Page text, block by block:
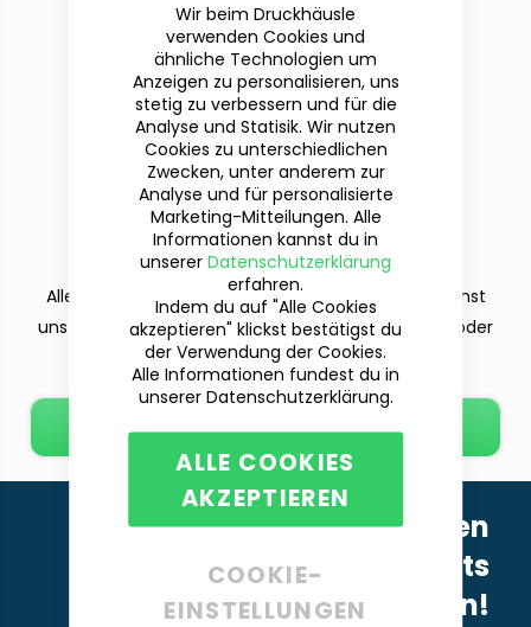
Du hast Fragen?
Wir sind für dich da!
Alle deine Fragen beantworten wir dir gern. Du kannst
uns per Telefon (Mo-Fr. 9-12 und 13-15 Uhr), E-Mail oder
dem Kontaktformular erreichen.
E-Mail schreiben
Melde dich für unseren
Newsletter an, um nichts
Neues mehr zu verpassen!
Wir beim Druckhäusle
verwenden Cookies und
ähnliche Technologien um
Anzeigen zu personalisieren, uns
stetig zu verbessern und für die
Analyse und Statisik. Wir nutzen
Cookies zu unterschiedlichen
Zwecken, unter anderem zur
Analyse und für personalisierte
Marketing-Mitteilungen. Alle
Informationen kannst du in
unserer Datenschutzerklärung
erfahren.
Indem du auf "Alle Cookies
akzeptieren" klickst bestätigst du
der Verwendung der Cookies.
Alle Informationen fundest du in
unserer Datenschutzerklärung.
ALLE COOKIES
AKZEPTIEREN
COOKIE-
EINSTELLUNGEN